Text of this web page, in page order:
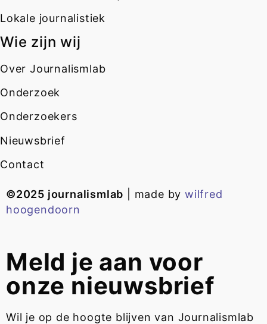
Lokale journalistiek
Wie zijn wij
Over Journalismlab
Onderzoek
Onderzoekers
Nieuwsbrief
Contact
©2025 journalismlab | made bywilfred
hoogendoorn
Meld je aan voor
onze nieuwsbrief
Wil je op de hoogte blijven van Journalismlab